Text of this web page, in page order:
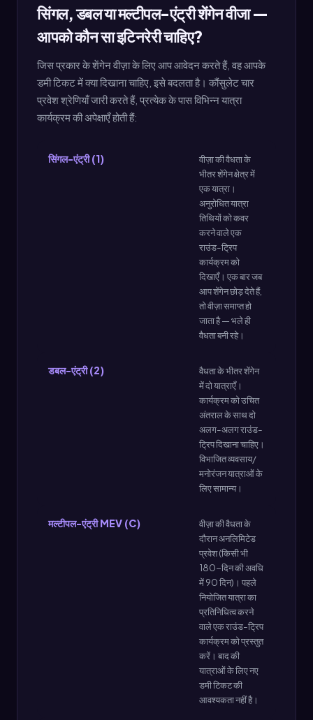
सिंगल, डबल या मल्टीपल-एंट्री शेंगेन वीजा —
आपको कौन सा इटिनरेरी चाहिए?
जिस प्रकार के शेंगेन वीज़ा के लिए आप आवेदन करते हैं, वह आपके
डमी टिकट में क्या दिखाना चाहिए, इसे बदलता है। कौंसुलेट चार
प्रवेश श्रेणियाँ जारी करते हैं, प्रत्येक के पास विभिन्न यात्रा
कार्यक्रम की अपेक्षाएँ होती हैं:
सिंगल-एंट्री (1)
वीज़ा की वैधता के
भीतर शेंगेन क्षेत्र में
एक यात्रा।
अनुरोधित यात्रा
तिथियों को कवर
करने वाले एक
राउंड-ट्रिप
कार्यक्रम को
दिखाएँ। एक बार जब
आप शेंगेन छोड़ देते हैं,
तो वीज़ा समाप्त हो
जाता है — भले ही
वैधता बनी रहे।
डबल-एंट्री (2)
वैधता के भीतर शेंगेन
में दो यात्राएँ।
कार्यक्रम को उचित
अंतराल के साथ दो
अलग-अलग राउंड-
ट्रिप दिखाना चाहिए।
विभाजित व्यवसाय/
मनोरंजन यात्राओं के
लिए सामान्य।
मल्टीपल-एंट्री MEV (C)
वीज़ा की वैधता के
दौरान अनलिमिटेड
प्रवेश (किसी भी
180-दिन की अवधि
में 90 दिन)। पहले
नियोजित यात्रा का
प्रतिनिधित्व करने
वाले एक राउंड-ट्रिप
कार्यक्रम को प्रस्तुत
करें। बाद की
यात्राओं के लिए नए
डमी टिकट की
आवश्यकता नहीं है।